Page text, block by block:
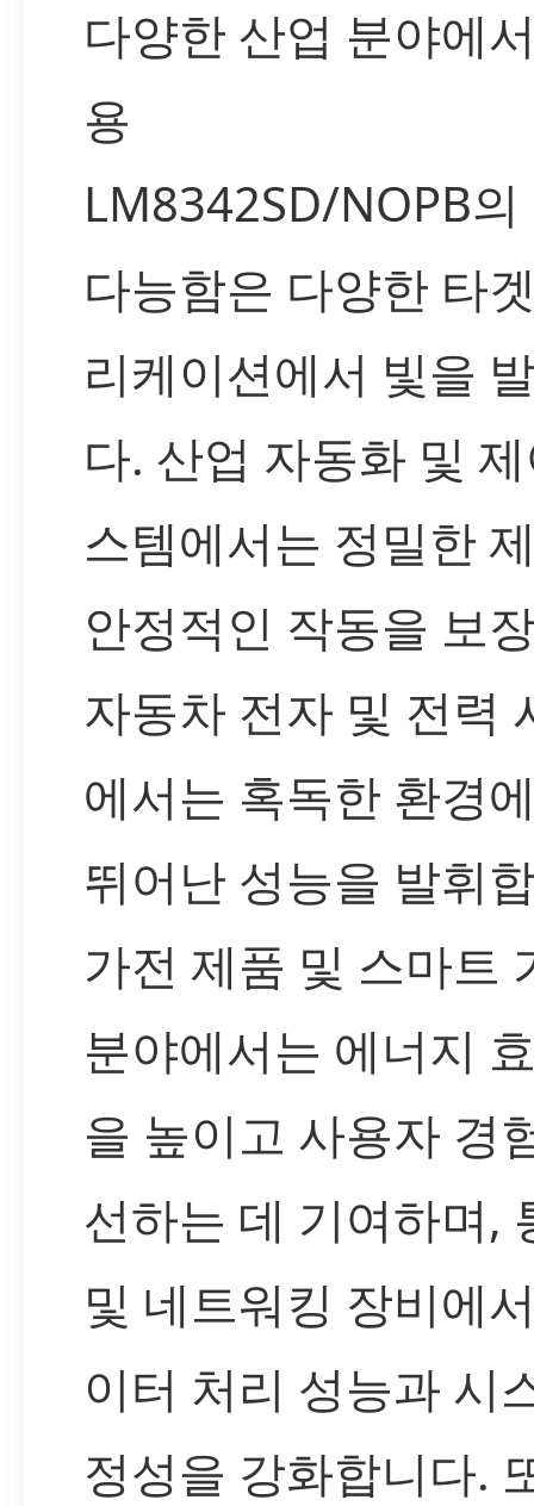
다양한 산업 분야에
용
LM8342SD/NOPB의
다능함은 다양한 타
리케이션에서 빛을
다. 산업 자동화 및
스템에서는 정밀한
안정적인 작동을 보
자동차 전자 및 전력
에서는 혹독한 환경
뛰어난 성능을 발휘
가전 제품 및 스마트
분야에서는 에너지
을 높이고 사용자 경
선하는 데 기여하며,
및 네트워킹 장비에
이터 처리 성능과 시
정성을 강화합니다.